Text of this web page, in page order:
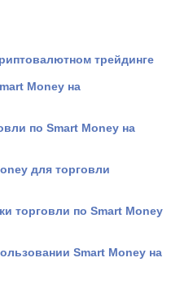
трейдинге
Money на
по Smart Money на
для торговли
торговли по Smart Money
Smart Money на